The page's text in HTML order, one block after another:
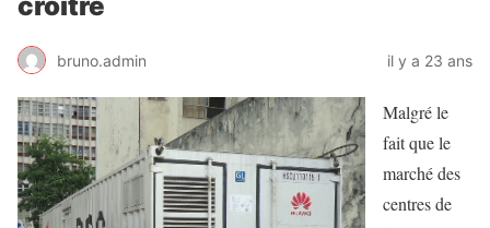
bruno.admin il y a 23 ans
Malgré le
fait que le
marché des
centres de